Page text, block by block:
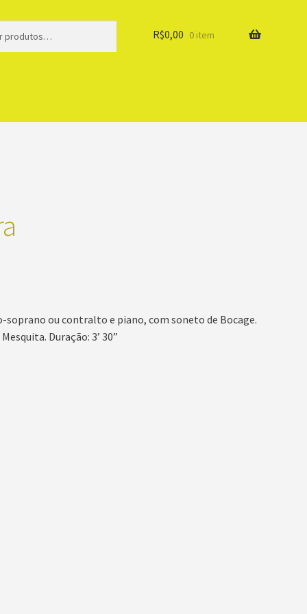
R$0,00 0 item
soprano ou contralto e piano, com soneto de Bocage.
Duração: 3’ 30”